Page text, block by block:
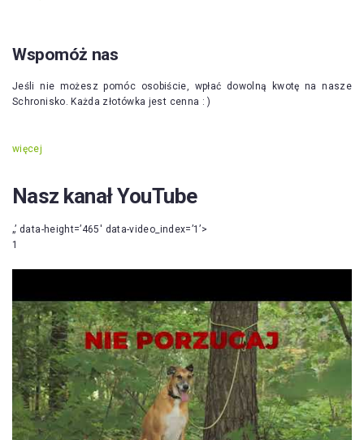
Wspomóż nas
Jeśli nie możesz pomóc osobiście, wpłać dowolną kwotę na nasze
Schronisko. Każda złotówka jest cenna : )
więcej
Nasz kanał YouTube
„’ data-height=’465′ data-video_index=’1’>
1